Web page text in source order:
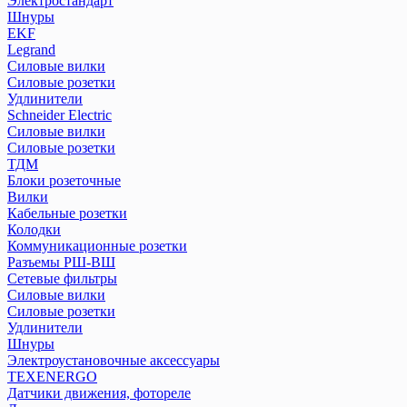
Реле контроля фаз/напряжения
Реле промежуточные РЭК и разъемы РРМ
Реле температуры серии РТ
Розетки и звонки на DIN-рейку
Рубильники модульные РМ
Рубильники модульные РМВ
Рубильники РКН
Рубильники РПБ
Рубильники РПС
Устройства автоматического ввода резерва АВР
Устройства защитного отклющения розеточные
ПЕРЕЙТИ В РАЗДЕЛ
Шнуры
EKF
Legrand
Силовые вилки
Силовые розетки
Удлинители
Schneider Electric
Силовые вилки
Силовые розетки
ТДМ
Блоки розеточные
Вилки
Кабельные розетки
Колодки
Коммуникационные розетки
Разъемы РШ-ВШ
Сетевые фильтры
Силовые вилки
Силовые розетки
Удлинители
Шнуры
Электроустановочные аксессуары
TEXENERGO
Датчики движения, фотореле